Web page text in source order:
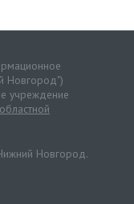
Новгород")
учреждение
Новгород.